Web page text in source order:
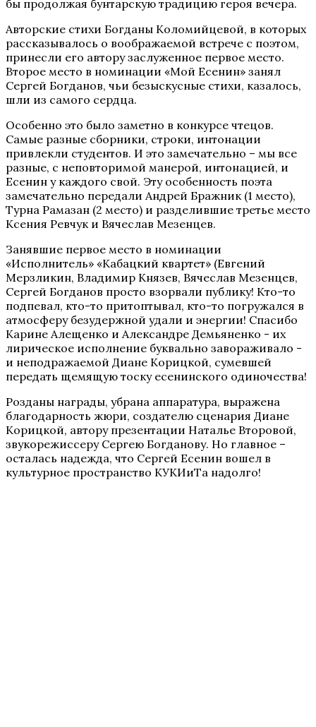
бы продолжая бунтарскую традицию героя вечера.
Авторские стихи Богданы Коломийцевой, в которых
рассказывалось о воображаемой встрече с поэтом,
принесли его автору заслуженное первое место.
Второе место в номинации «Мой Есенин» занял
Сергей Богданов, чьи безыскусные стихи, казалось,
шли из самого сердца.
Особенно это было заметно в конкурсе чтецов.
Самые разные сборники, строки, интонации
привлекли студентов. И это замечательно – мы все
разные, с неповторимой манерой, интонацией, и
Есенин у каждого свой. Эту особенность поэта
замечательно передали Андрей Бражник (1 место),
Турна Рамазан (2 место) и разделившие третье место
Ксения Ревчук и Вячеслав Мезенцев.
Занявшие первое место в номинации
«Исполнитель» «Кабацкий квартет» (Евгений
Мерзликин, Владимир Князев, Вячеслав Мезенцев,
Сергей Богданов просто взорвали публику! Кто-то
подпевал, кто-то притоптывал, кто-то погружался в
атмосферу безудержной удали и энергии! Спасибо
Карине Алещенко и Александре Демьяненко - их
лирическое исполнение буквально завораживало -
и неподражаемой Диане Корицкой, сумевшей
передать щемящую тоску есенинского одиночества!
Розданы награды, убрана аппаратура, выражена
благодарность жюри, создателю сценария Диане
Корицкой, автору презентации Наталье Второвой,
звукорежиссеру Сергею Богданову. Но главное –
осталась надежда, что Сергей Есенин вошел в
культурное пространство КУКИиТа надолго!